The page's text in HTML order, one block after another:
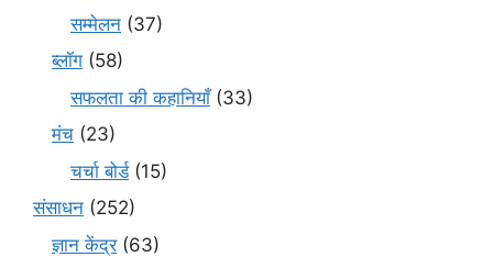
सम्मेलन (37)
ब्लॉग (58)
सफलता की कहानियाँ(33)
मंच (23)
चर्चा बोर्ड(15)
संसाधन (252)
ज्ञान केंद्र(63)